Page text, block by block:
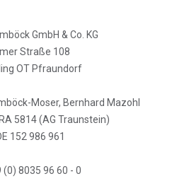
GmbH & Co. KG
Straße 108
OT Pfraundorf
Moser, Bernhard Mazohl
5814 (AG Traunstein)
152 986 961
8035 96 60 - 0